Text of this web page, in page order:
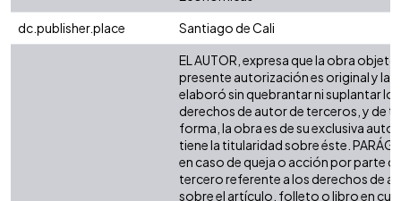
dc.publisher.place
Santiago de Cali
EL AUTOR, expresa que la obra objeto
presente autorización es original y la
elaboró sin quebrantar ni suplantar los
derechos de autor de terceros, y de
forma, la obra es de su exclusiva
tiene la titularidad sobre éste.
en caso de queja o acción por parte
tercero referente a los derechos de
sobre el artículo, folleto o libro en